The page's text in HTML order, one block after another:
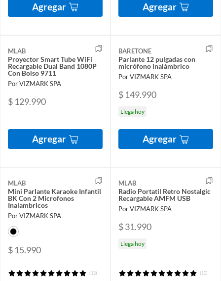
Agregar Agregar
MLAB
Proyector Smart Tube WiFi
Recargable Dual Band 1080P
Con Bolso 9711
Por VIZMARK SPA
$ 129.990
Agregar
BARETONE
Parlante 12 pulgadas con
micrófono inalámbrico
Por VIZMARK SPA
$ 149.990
Llega hoy
Agregar
MLAB
Mini Parlante Karaoke Infantil
BK Con 2 Microfonos
Inalambricos
Por VIZMARK SPA
$ 15.990
(12)
MLAB
Radio Portatil Retro Nostalgic
Recargable AMFM USB
Por VIZMARK SPA
$ 31.990
Llega hoy
(10)